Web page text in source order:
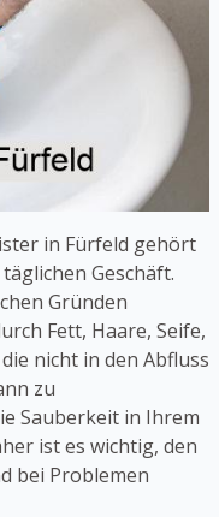
in Fürfeld gehört
Geschäft.
Gründen
Fett, Haare, Seife,
nicht in den Abfluss
zu
Sauberkeit in Ihrem
ist es wichtig, den
bei Problemen